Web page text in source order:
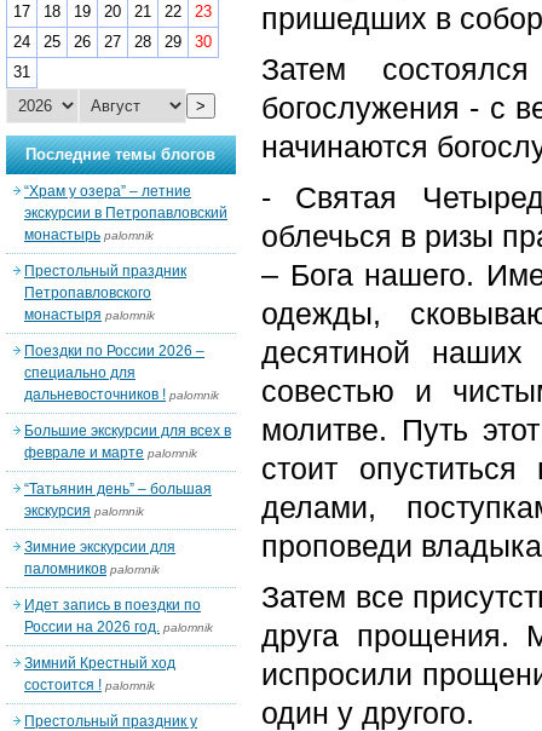
пришедших в
Затем
богослужения - с
начинаются
- Святая
облечься в ризы
– Бога нашего.
одежды,
десятиной
совестью и
молитве. Путь
стоит
делами,
проповеди
Затем все
друга прощения.
испросили
один у другого.
17
18 19 20 21 22
23
24
25 26 27 28 29
30
31
>
Последние темы блогов
“Храм у озера” – летние
экскурсии в Петропавловский
монастырь palomnik
Престольный праздник
Петропавловского
монастыря palomnik
Поездки по России 2026 –
специально для
дальневосточников ! palomnik
Большие экскурсии для всех в
феврале и марте palomnik
“Татьянин день” – большая
экскурсия palomnik
Зимние экскурсии для
паломников palomnik
Идет запись в поездки по
России на 2026 год. palomnik
Зимний Крестный ход
состоится ! palomnik
Престольный праздник у